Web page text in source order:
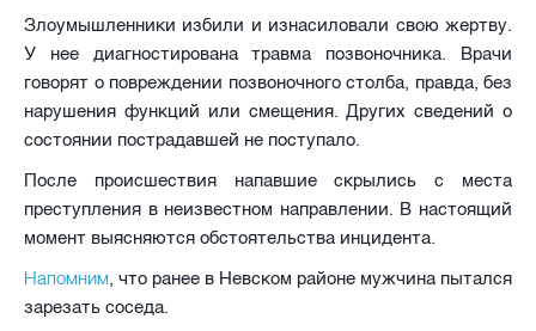
Злоумышленники избили и изнасиловали свою жертву.
У нее диагностирована травма позвоночника. Врачи
говорят о повреждении позвоночного столба, правда, без
нарушения функций или смещения. Других сведений о
состоянии пострадавшей не поступало.
После происшествия напавшие скрылись с места
преступления в неизвестном направлении. В настоящий
момент выясняются обстоятельства инцидента.
Напомним, что ранее в Невском районе мужчина пытался
зарезать соседа.